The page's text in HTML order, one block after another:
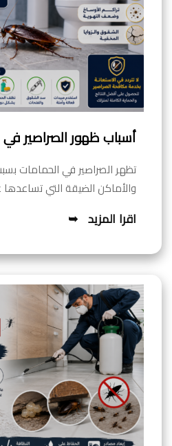
أسباب ظهور الصراصير في
تظهر الصراصير في الحمامات
والأماكن الضيقة التي تساعدها
اقرا المزيد